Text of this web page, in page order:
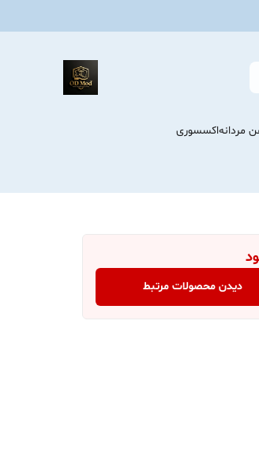
مردانهاکسسوری
دیدن محصولات مرتبط